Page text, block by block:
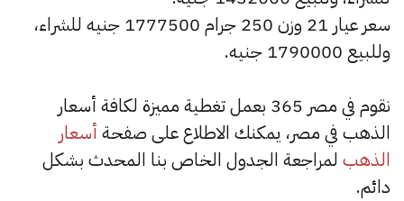
سعر عيار 21 وزن 250 جرام 1777500 جنيه للشراء،
وللبيع 1790000 جنيه.
نقوم في مصر 365 بعمل تغطية مميزة لكافة أسعار
الذهب في مصر، يمكنك الاطلاع على صفحة أسعار
الذهب لمراجعة الجدول الخاص بنا المحدث بشكل
دائم.